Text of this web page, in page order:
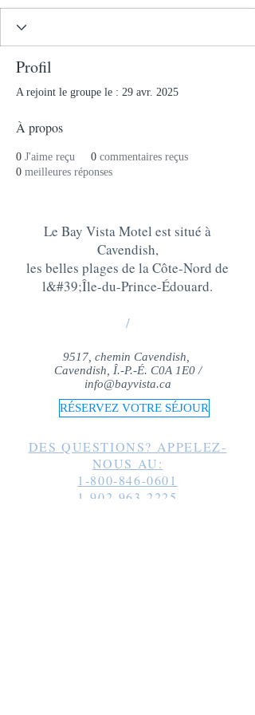
Profil
A rejoint le groupe le : 29 avr. 2025
À propos
0 J'aime reçu 0 commentaires reçus
0 meilleures réponses
Le Bay Vista Motel est situé à
Cavendish,
les belles plages de la Côte-Nord de
l&#39;Île-du-Prince-Édouard.
/
9517, chemin Cavendish,
Cavendish, Î.-P.-É. C0A 1E0 /
info@bayvista.ca
RÉSERVEZ VOTRE SÉJOUR
DES QUESTIONS? APPELEZ-
NOUS AU:
1-800-846-0601
1-902-963-2225